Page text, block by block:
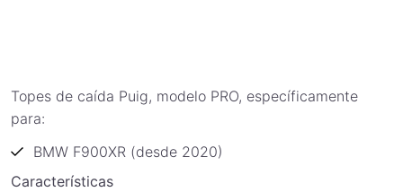
Topes de caída Puig, modelo PRO, específicamente
para:
BMW F900XR (desde 2020)
Características